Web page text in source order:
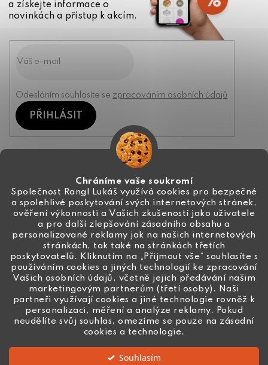
Chráníme vaše soukromí
Společnost Rangl Lukáš využívá cookies pro bezpečné
a spolehlivé poskytování svých internetových stránek,
ověření výkonnosti a Vašich zkušeností jako uživatele
a pro další zlepšování zásadního obsahu a
personalizované reklamy jak na našich internetových
stránkách, tak také na stránkách třetích
poskytovatelů. Kliknutím na „Přijmout vše“ souhlasíte s
používáním cookies a jiných technologií ke zpracování
Vašich osobních údajů, včetně jejich předávání našim
marketingovým partnerům (třetí osoby). Naši
partneři využívají cookies a jiné technologie rovněž k
personalizaci, měření a analýze reklamy. Pokud
neudělíte svůj souhlas, omezíme se pouze na zásadní
cookies a technologie.
Souhlasím
a získejte informace o
novinkách a přístup k akcím.
Odesláním souhlasíte se zpracováním osobních údajů
PŘIHLÁSIT
info@ceske-koralky.cz
+420 774 444 191